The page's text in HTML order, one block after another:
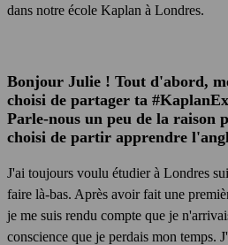
dans notre école Kaplan à Londres.
Bonjour Julie ! Tout d'abord,
choisi de partager ta
Parle-nous un peu de la raison
choisi de partir apprendre
J'ai toujours voulu étudier à Londres
faire là-bas. Après avoir fait une
je me suis rendu compte que je
conscience que je perdais mon temps.